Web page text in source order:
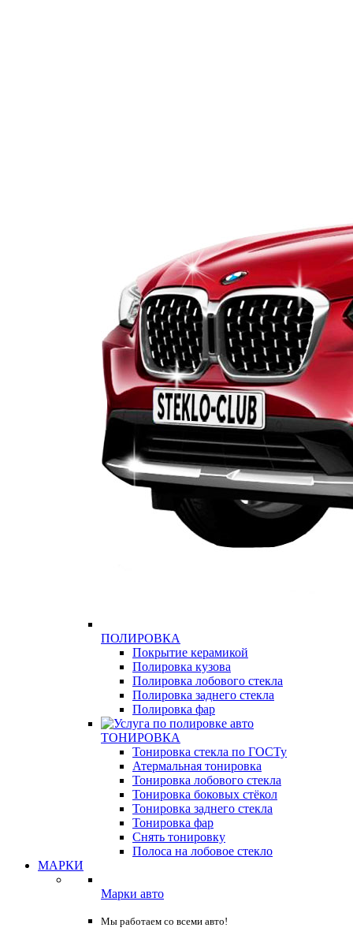
ПОЛИРОВКА
Покрытие керамикой
Полировка кузова
Полировка лобового стекла
Полировка заднего стекла
Полировка фар
ТОНИРОВКА
Тонировка стекла по ГОСТу
Атермальная тонировка
Тонировка лобового стекла
Тонировка боковых стёкол
Тонировка заднего стекла
Тонировка фар
Снять тонировку
Полоса на лобовое стекло
МАРКИ
Марки авто
Мы работаем со всеми авто!